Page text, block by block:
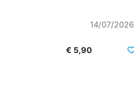
14/07/2026
€ 5,90